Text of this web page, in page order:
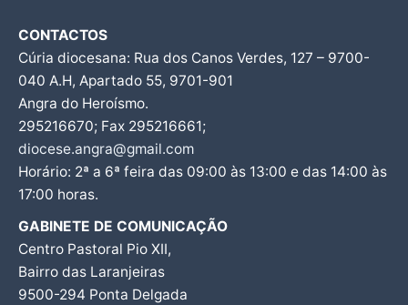
CONTACTOS
Cúria diocesana: Rua dos Canos Verdes, 127 – 9700-
040 A.H, Apartado 55, 9701-901
Angra do Heroísmo.
295216670; Fax 295216661;
diocese.angra@gmail.com
Horário: 2ª a 6ª feira das 09:00 às 13:00 e das 14:00 às
17:00 horas.
GABINETE DE COMUNICAÇÃO
Centro Pastoral Pio XII,
Bairro das Laranjeiras
9500-294 Ponta Delgada